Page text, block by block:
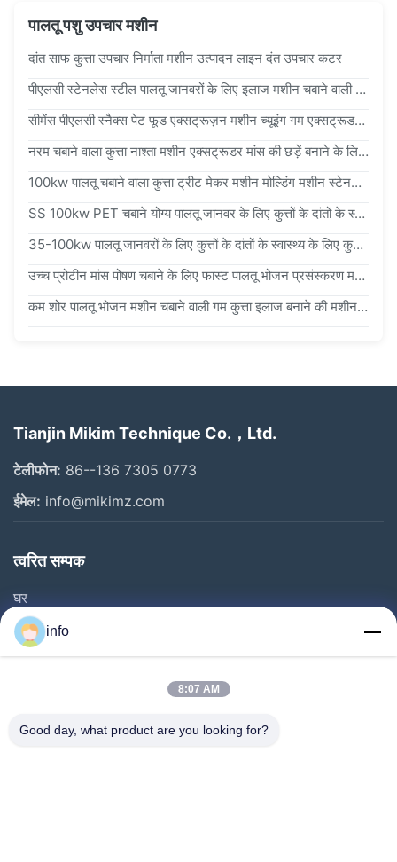
पालतू पशु उपचार मशीन
दांत साफ कुत्ता उपचार निर्माता मशीन उत्पादन लाइन दंत उपचार कटर
पीएलसी स्टेनलेस स्टील पालतू जानवरों के लिए इलाज मशीन चबाने वाली गम Extruder 380v 50hz
सीमेंस पीएलसी स्नैक्स पेट फूड एक्सट्रूज़न मशीन च्यूइंग गम एक्सट्रूडर सिंगल स्क्रू
नरम चबाने वाला कुत्ता नाश्ता मशीन एक्सट्रूडर मांस की छड़ें बनाने के लिए उपयोग किया जाता है 200-300kg/घंटा क्षमता
100kw पालतू चबाने वाला कुत्ता ट्रीट मेकर मशीन मोल्डिंग मशीन स्टेनलेस स्टील
SS 100kw PET चबाने योग्य पालतू जानवर के लिए कुत्तों के दांतों के स्वास्थ्य के लिए मशीन
35-100kw पालतू जानवरों के लिए कुत्तों के दांतों के स्वास्थ्य के लिए कुत्तों के भोजन उत्पादन मशीन चबाता है
उच्च प्रोटीन मांस पोषण चबाने के लिए फास्ट पालतू भोजन प्रसंस्करण मशीनरी
कम शोर पालतू भोजन मशीन चबाने वाली गम कुत्ता इलाज बनाने की मशीन स्नैक्स उच्च गति उत्पादन
Tianjin Mikim Technique Co.，Ltd.
टेलीफोन: 86--136 7305 0773
ईमेल: info@mikimz.com
त्वरित सम्पक
घर
उत्पादों
वीआर शो
कारखाने का दौरा
info
8:07 AM
Good day, what product are you looking for?